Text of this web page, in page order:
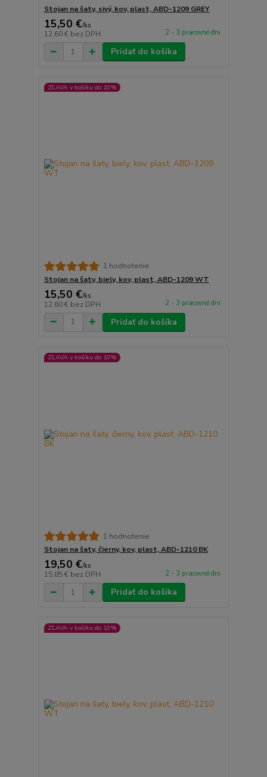
Stojan na šaty, sivý, kov, plast, ABD-1209 GREY
15,50 €/ks
12,60 € bez DPH 2 - 3 pracovné dni
Pridať do košíka
ZĽAVA v košíku do 10%
1 hodnotenie
Stojan na šaty, biely, kov, plast, ABD-1209 WT
15,50 €/ks
12,60 € bez DPH 2 - 3 pracovné dni
Pridať do košíka
ZĽAVA v košíku do 10%
1 hodnotenie
Stojan na šaty, čierny, kov, plast, ABD-1210 BK
19,50 €/ks
15,85 € bez DPH 2 - 3 pracovné dni
Pridať do košíka
ZĽAVA v košíku do 10%